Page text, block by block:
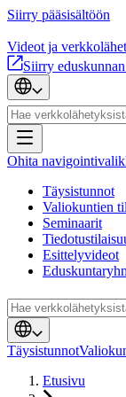
Siirry pääsisältöön
Videot ja
Siirry
Ohita
Täysistunnot
Valiokuntien
Seminaarit
Esittelyvideot
Täysistunnot
Etusivu